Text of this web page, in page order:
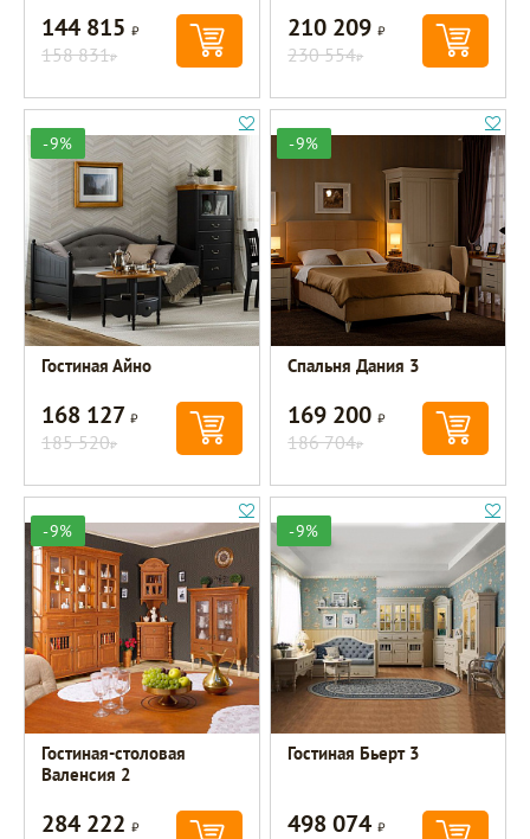
144 815Р
158 831Р
210 209Р
230 554Р
-9%
Гостиная Айно
168 127Р
185 520Р
-9%
Спальня Дания 3
169 200Р
186 704Р
-9%
Гостиная-столовая
Валенсия 2
284 222Р
-9%
Гостиная Бьерт 3
498 074Р